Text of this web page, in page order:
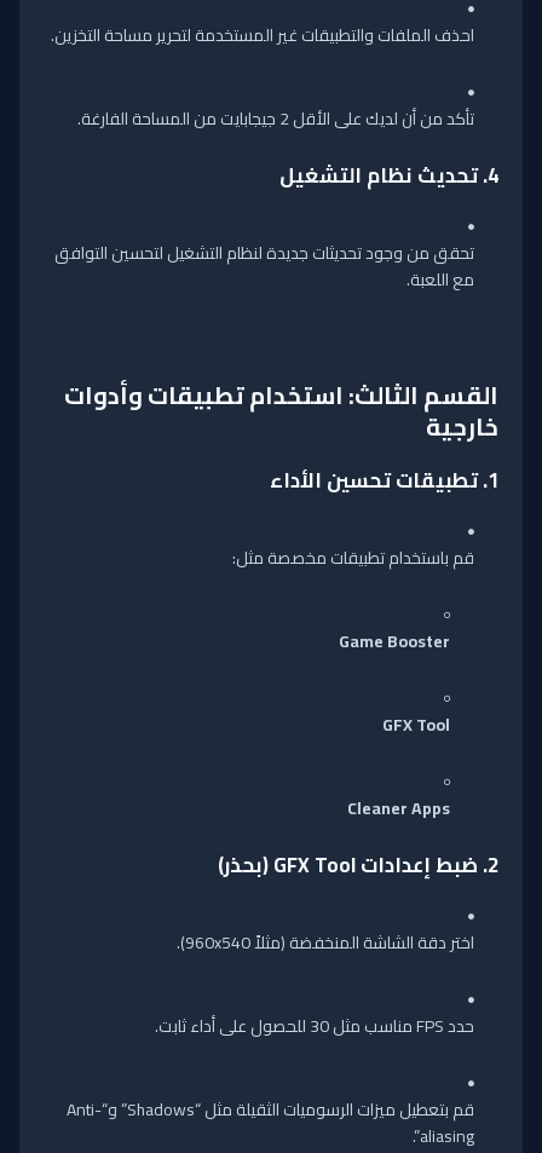
احذف الملفات والتطبيقات غير المستخدمة لتحرير مساحة التخزين.
تأكد من أن لديك على الأقل 2 جيجابايت من المساحة الفارغة.
4. تحديث نظام التشغيل
تحقق من وجود تحديثات جديدة لنظام التشغيل لتحسين التوافق
مع اللعبة.
القسم الثالث: استخدام تطبيقات وأدوات
خارجية
1. تطبيقات تحسين الأداء
قم باستخدام تطبيقات مخصصة مثل:
Game Booster
GFX Tool
Cleaner Apps
2. ضبط إعدادات GFX Tool (بحذر)
اختر دقة الشاشة المنخفضة (مثلاً 960x540).
حدد FPS مناسب مثل 30 للحصول على أداء ثابت.
قم بتعطيل ميزات الرسوميات الثقيلة مثل “Shadows” و“Anti-
aliasing”.